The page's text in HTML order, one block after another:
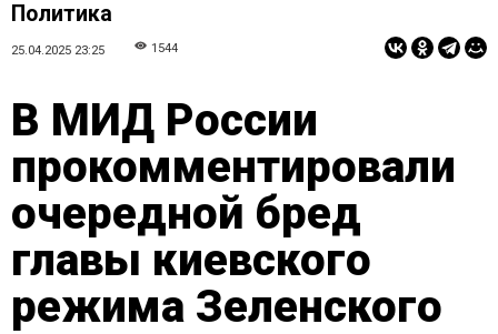
Политика
25.04.2025 23:25 1544
В МИД России
прокомментировали
очередной бред
главы киевского
режима Зеленского